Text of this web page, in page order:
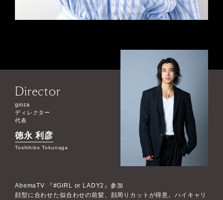
Director
ginza
ディレクター
代表
徳永 利彦
Toshihiko Tokunaga
AbemaTV 『#GIRL or LADY2』参加
顔型に合わせた似合わせの前髪、顔周りカットが得意。ハイキャリ